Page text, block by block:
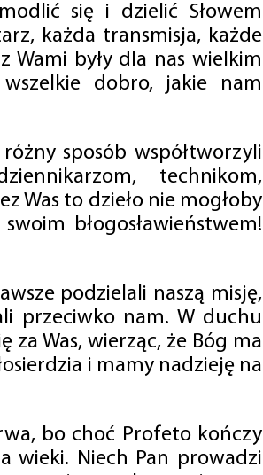
się i dzielić Słowem
każda transmisja, każde
Wami były dla nas wielkim
dobro, jakie nam
sposób współtworzyli
technikom,
Was to dzieło nie mogłoby
błogosławieństwem!
podzielali naszą misję,
przeciwko nam. W duchu
za Was, wierząc, że Bóg ma
i mamy nadzieję na
bo choć Profeto kończy
wieki. Niech Pan prowadzi